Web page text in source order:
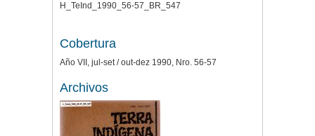
H_TeInd_1990_56-57_BR_547
Cobertura
Año VII, jul-set / out-dez 1990, Nro. 56-57
Archivos